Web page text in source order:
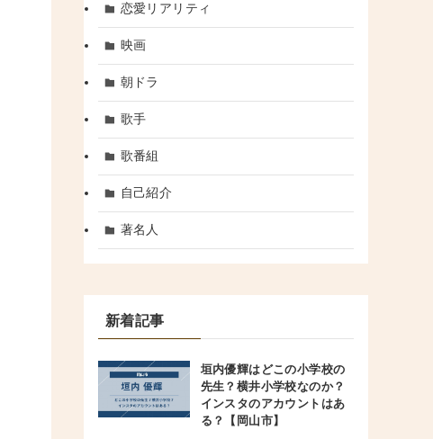
恋愛リアリティ
映画
朝ドラ
歌手
歌番組
自己紹介
著名人
新着記事
垣内優輝はどこの小学校の
先生？横井小学校なのか？
インスタのアカウントはあ
る？【岡山市】